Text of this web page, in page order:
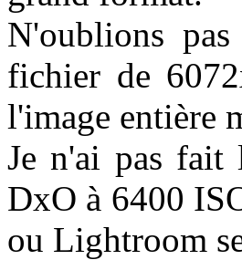
N'oublions
fichier de
l'image entière
Je n'ai pas fait
DxO à 6400
ou Lightroom